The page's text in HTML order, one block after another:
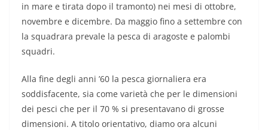
in mare e tirata dopo il tramonto) nei mesi di ottobre,
novembre e dicembre. Da maggio fino a settembre con
la squadrara prevale la pesca di aragoste e palombi
squadri.
Alla fine degli anni ’60 la pesca giornaliera era
soddisfacente, sia come varietà che per le dimensioni
dei pesci che per il 70 % si presentavano di grosse
dimensioni. A titolo orientativo, diamo ora alcuni